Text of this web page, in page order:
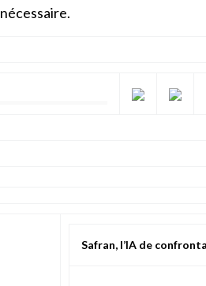
nécessaire.
Safran, l’IA de